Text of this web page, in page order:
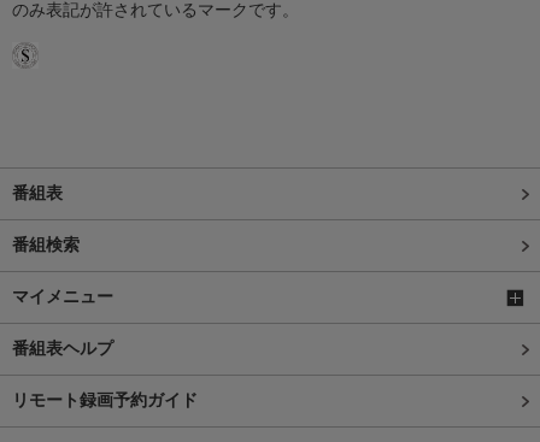
のみ表記が許されているマークです。
番組表
番組検索
マイメニュー
番組表ヘルプ
リモート録画予約ガイド